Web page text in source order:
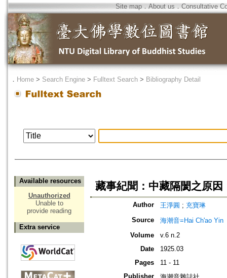
Site map．About us ． Consultative
． Home > Search Engine > Fulltext Search > Bibliography Detail
Available resources
Unauthorized
Unable to
provide reading
Extra service
藏事紀聞：中藏隔閡之原因
Author 王淨圓 ; 充寶琳
Source
海潮音=Hai Ch'ao Yin
Volume
v.6 n.2
Date
1925.03
Pages
11 - 11
Publisher